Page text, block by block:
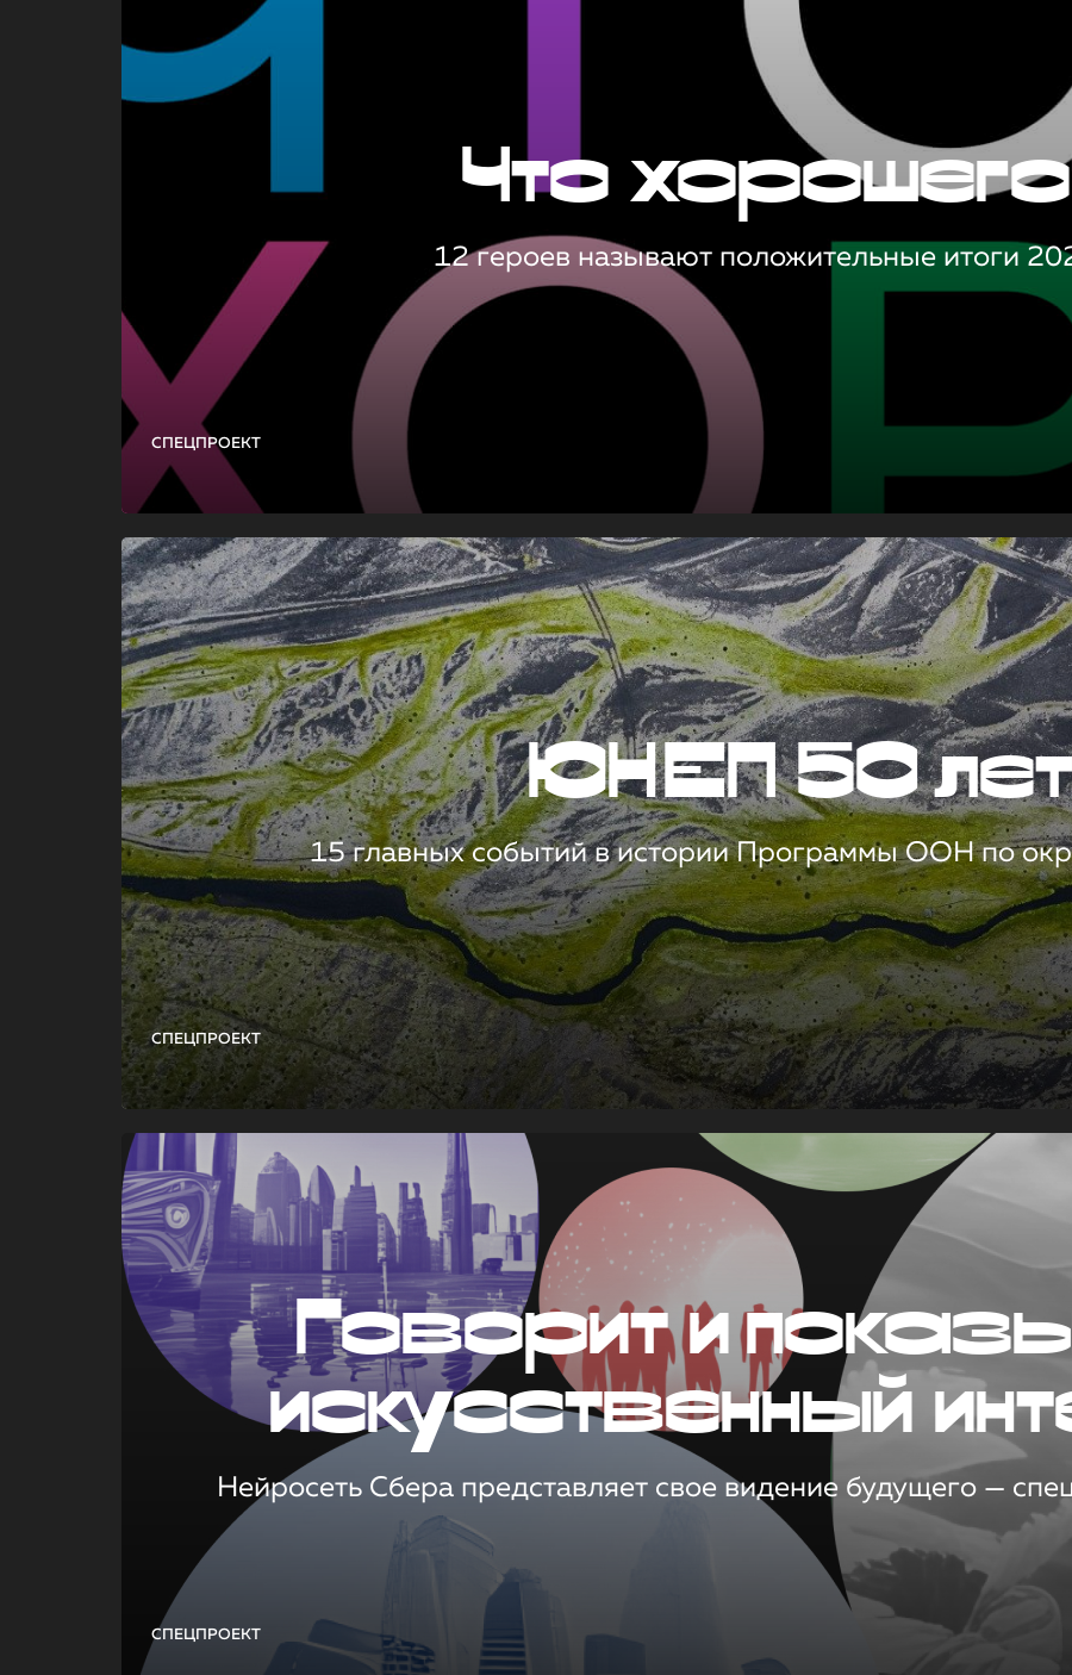
СПЕЦПРОЕКТ
Что
12 героев называют положительные итоги
СПЕЦПРОЕКТ
ЮНЕП 50 лет
15 главных событий в истории Программы ООН по
СПЕЦПРОЕКТ
Говорит и
искусственный
Нейросеть Сбера представляет свое видение будущего —